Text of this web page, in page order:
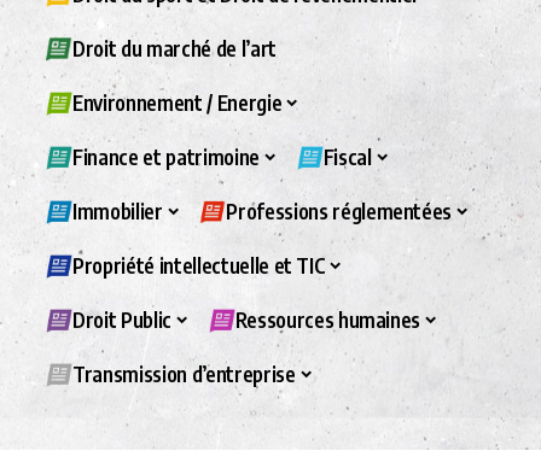
Droit du marché de l’art
Environnement / Energie
Finance et patrimoine Fiscal
Immobilier Professions réglementées
Propriété intellectuelle et TIC
Droit Public Ressources humaines
Transmission d’entreprise